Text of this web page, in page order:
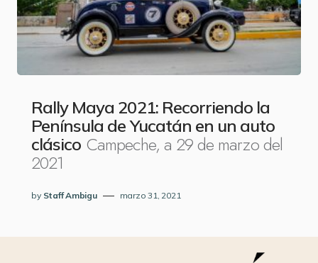
Rally Maya 2021: Recorriendo la
Península de Yucatán en un auto
clásico Campeche, a 29 de marzo del
2021
by Staff Ambigu marzo 31, 2021